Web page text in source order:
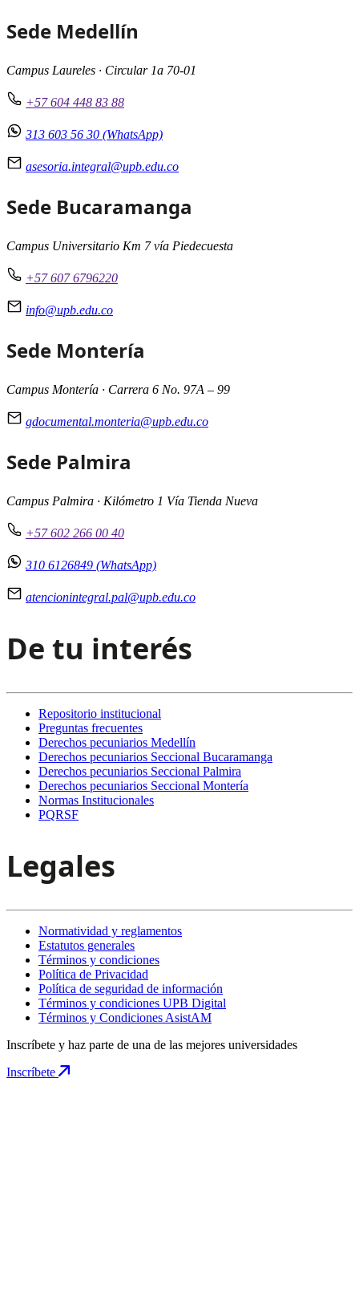
Sede Medellín
Campus Laureles · Circular 1a 70-01
+57 604 448 83 88
313 603 56 30 (WhatsApp)
asesoria.integral@upb.edu.co
Sede Bucaramanga
Campus Universitario Km 7 vía Piedecuesta
+57 607 6796220
info@upb.edu.co
Sede Montería
Campus Montería · Carrera 6 No. 97A – 99
gdocumental.monteria@upb.edu.co
Sede Palmira
Campus Palmira · Kilómetro 1 Vía Tienda Nueva
+57 602 266 00 40
310 6126849 (WhatsApp)
atencionintegral.pal@upb.edu.co
De tu interés
Repositorio institucional
Preguntas frecuentes
Derechos pecuniarios Medellín
Derechos pecuniarios Seccional Bucaramanga
Derechos pecuniarios Seccional Palmira
Derechos pecuniarios Seccional Montería
Normas Institucionales
PQRSF
Legales
Normatividad y reglamentos
Estatutos generales
Términos y condiciones
Política de Privacidad
Política de seguridad de información
Términos y condiciones UPB Digital
Términos y Condiciones AsistAM
Inscríbete y haz parte de una de las mejores universidades
Inscríbete